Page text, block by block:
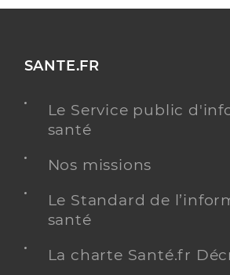
SANTE.FR
Le Service public
santé
Nos missions
Le Standard de
santé
La charte Santé.fr